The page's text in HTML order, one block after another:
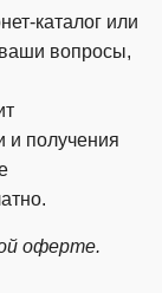
каталог или
вопросы,
и получения
оферте.